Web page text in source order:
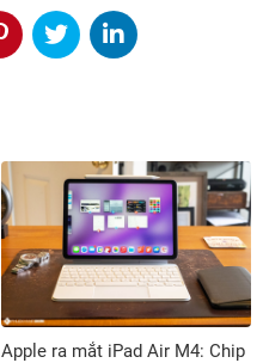
Apple ra mắt iPad Air M4: Chip